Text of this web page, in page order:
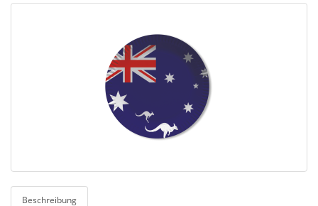
Beschreibung